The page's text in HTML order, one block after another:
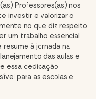
Professores(as) nos
investir e valorizar o
no que diz respeito
um trabalho essencial
resume à jornada na
das aulas e
essa dedicação
para as escolas e